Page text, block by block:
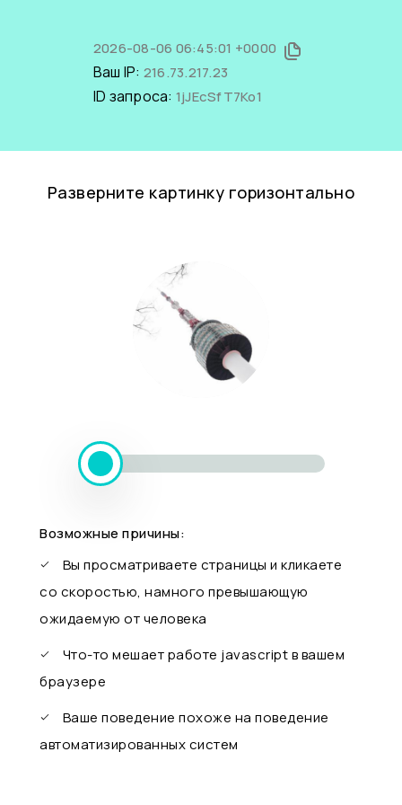
2026-08-06 06:45:01 +0000
Ваш IP: 216.73.217.23
ID запроса: 1jJEcSfT7Ko1
Разверните картинку горизонтально
Возможные причины:
Вы просматриваете страницы и кликаете
со скоростью, намного превышающую
ожидаемую от человека
Что-то мешает работе javascript в вашем
браузере
Ваше поведение похоже на поведение
автоматизированных систем